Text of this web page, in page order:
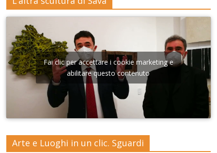
Fai clic per accettare i cookie marketing e
abilitare questo contenuto
Arte e Luoghi in un clic. Sguardi